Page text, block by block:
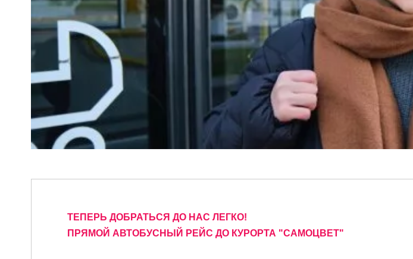
ТЕПЕРЬ ДОБРАТЬСЯ ДО НАС ЛЕГКО!
ПРЯМОЙ АВТОБУСНЫЙ РЕЙС ДО КУРОРТА "САМОЦВЕТ"